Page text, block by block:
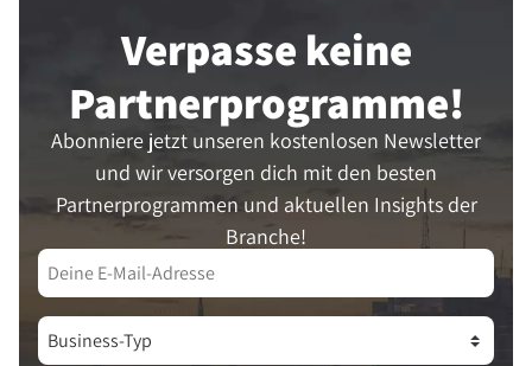
Verpasse keine
Partner­programme!
Abonniere jetzt unseren kostenlosen Newsletter
und wir versorgen dich mit den besten
Partnerprogrammen und aktuellen Insights der
Branche!